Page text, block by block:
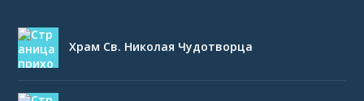
Храм Св. Николая Чудотворца